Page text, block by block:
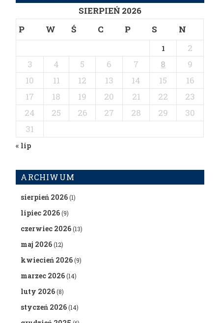
SIERPIEŃ 2026
P
W Ś C P S N
1
2
3
4 5 6 7 8
9
10
11 12 13 14 15
16
17
18 19 20 21 22
23
24
25 26 27 28 29
30
31
« lip
ARCHIWUM
sierpień 2026(1)
lipiec 2026(9)
czerwiec 2026(13)
maj 2026(12)
kwiecień 2026(9)
marzec 2026(14)
luty 2026(8)
styczeń 2026(14)